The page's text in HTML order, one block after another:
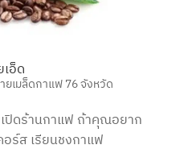
อ็ด
ยเมล็ดกาแฟ 76 จังหวัด
ปิดร้านกาแฟ ถ้าคุณอยาก
ร์ส เรียนชงกาแฟ